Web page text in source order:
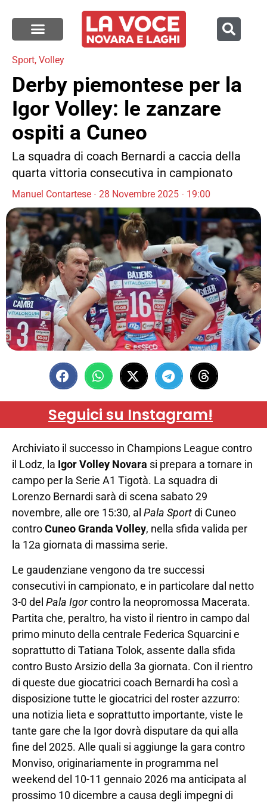
Sport, Volley
Derby piemontese per la
Igor Volley: le zanzare
ospiti a Cuneo
La squadra di coach Bernardi a caccia della
quarta vittoria consecutiva in campionato
Manuel Contartese 28 Novembre 2025 19:00
Seguici su Instagram!
Archiviato il successo in Champions League contro
il Lodz, la Igor Volley Novara si prepara a tornare in
campo per la Serie A1 Tigotà. La squadra di
Lorenzo Bernardi sarà di scena sabato 29
novembre, alle ore 15:30, al Pala Sportdi Cuneo
controCuneo Granda Volley, nella sfida valida per
la 12a giornata di massima serie.
Le gaudenziane vengono da tre successi
consecutivi in campionato, e in particolare dal netto
3-0 del Pala Igorcontro la neopromossa Macerata.
Partita che, peraltro, ha visto il rientro in campo dal
primo minuto della centrale Federica Squarcini e
soprattutto di Tatiana Tolok, assente dalla sfida
contro Busto Arsizio della 3a giornata. Con il rientro
di queste due giocatrici coach Bernardi ha così a
disposizione tutte le giocatrici del roster azzurro:
una notizia lieta e soprattutto importante, viste le
tante gare che la Igor dovrà disputare da qui alla
fine del 2025. Alle quali si aggiunge la gara contro
Monviso, originariamente in programma nel
weekend del 10-11 gennaio 2026 ma anticipata al
prossimo 10 dicembre a causa degli impegni di